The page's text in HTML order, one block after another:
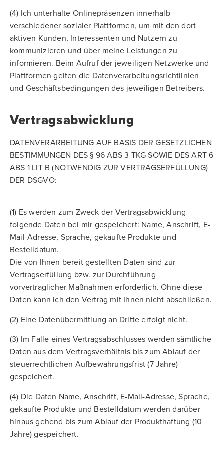
(4) Ich unterhalte Onlinepräsenzen innerhalb
verschiedener sozialer Plattformen, um mit den dort
aktiven Kunden, Interessenten und Nutzern zu
kommunizieren und über meine Leistungen zu
informieren. Beim Aufruf der jeweiligen Netzwerke und
Plattformen gelten die Datenverarbeitungsrichtlinien
und Geschäftsbedingungen des jeweiligen Betreibers.
Vertragsabwicklung
DATENVERARBEITUNG AUF BASIS DER GESETZLICHEN
BESTIMMUNGEN DES § 96 ABS 3 TKG SOWIE DES ART 6
ABS 1 LIT B (NOTWENDIG ZUR VERTRAGSERFÜLLUNG)
DER DSGVO:
(1) Es werden zum Zweck der Vertragsabwicklung
folgende Daten bei mir gespeichert: Name, Anschrift, E-
Mail-Adresse, Sprache, gekaufte Produkte und
Bestelldatum.
Die von Ihnen bereit gestellten Daten sind zur
Vertragserfüllung bzw. zur Durchführung
vorvertraglicher Maßnahmen erforderlich. Ohne diese
Daten kann ich den Vertrag mit Ihnen nicht abschließen.
(2) Eine Datenübermittlung an Dritte erfolgt nicht.
(3) Im Falle eines Vertragsabschlusses werden sämtliche
Daten aus dem Vertragsverhältnis bis zum Ablauf der
steuerrechtlichen Aufbewahrungsfrist (7 Jahre)
gespeichert.
(4) Die Daten Name, Anschrift, E-Mail-Adresse, Sprache,
gekaufte Produkte und Bestelldatum werden darüber
hinaus gehend bis zum Ablauf der Produkthaftung (10
Jahre) gespeichert.